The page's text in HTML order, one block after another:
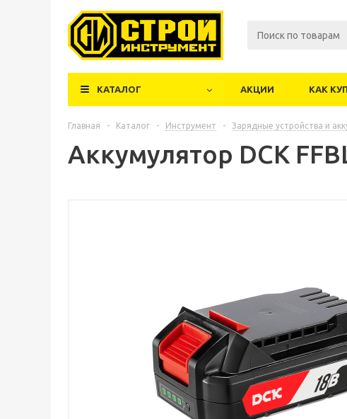
КАТАЛОГ АКЦИИ КАК
Главная - Каталог - Инструмент - Зарядные устройства и
Аккумулятор DCK